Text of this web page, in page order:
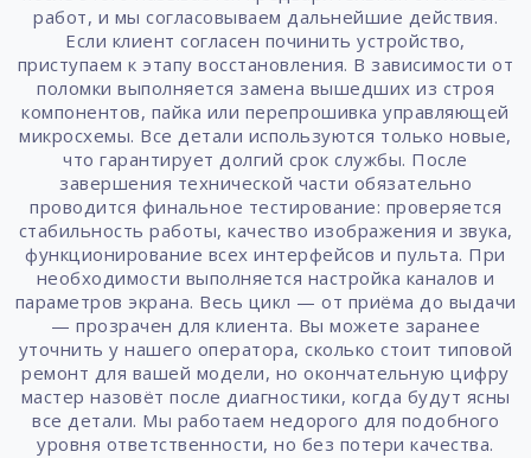
работ, и мы согласовываем дальнейшие действия.
Если клиент согласен починить устройство,
приступаем к этапу восстановления. В зависимости от
поломки выполняется замена вышедших из строя
компонентов, пайка или перепрошивка управляющей
микросхемы. Все детали используются только новые,
что гарантирует долгий срок службы. После
завершения технической части обязательно
проводится финальное тестирование: проверяется
стабильность работы, качество изображения и звука,
функционирование всех интерфейсов и пульта. При
необходимости выполняется настройка каналов и
параметров экрана. Весь цикл — от приёма до выдачи
— прозрачен для клиента. Вы можете заранее
уточнить у нашего оператора, сколько стоит типовой
ремонт для вашей модели, но окончательную цифру
мастер назовёт после диагностики, когда будут ясны
все детали. Мы работаем недорого для подобного
уровня ответственности, но без потери качества.